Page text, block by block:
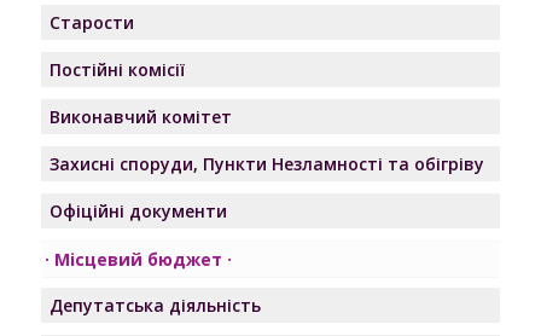
Старости
Постійні комісії
Виконавчий комітет
Захисні споруди, Пункти Незламності та обігріву
Офіційні документи
Місцевий бюджет
Депутатська діяльність